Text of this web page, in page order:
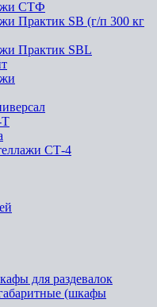
СТФ
Практик SB (г/п 300 кг
Практик SBL
Т
СТ-4
для раздевалок
(шкафы